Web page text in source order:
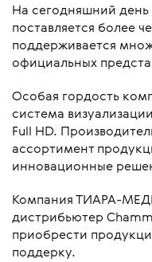
На сегодняшний
поставляется более
поддерживается
официальных
Особая гордость
система
Full HD.
ассортимент
инновационные
Компания ТИАРА-
дистрибьютер
приобрести
поддерку.